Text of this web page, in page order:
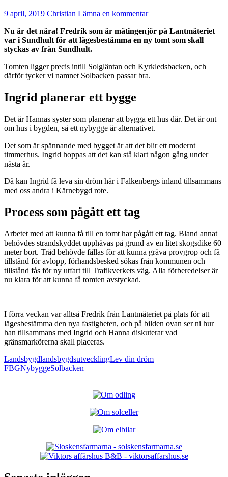
9 april, 2019 Christian Lämna en kommentar
Nu är det nära! Fredrik som är mätingenjör på Lantmäteriet
var i Sundhult för att lägesbestämma en ny tomt som skall
styckas av från Sundhult.
Tomten ligger precis intill Solgläntan och Kyrkledsbacken, och
därför tycker vi namnet Solbacken passar bra.
Ingrid planerar ett bygge
Det är Hannas syster som planerar att bygga ett hus där. Det är ont
om hus i bygden, så ett nybygge är alternativet.
Det som är spännande med bygget är att det blir ett modernt
timmerhus. Ingrid hoppas att det kan stå klart någon gång under
nästa år.
Då kan Ingrid få leva sin dröm här i Falkenbergs inland tillsammans
med oss andra i Kärnebygd rote.
Process som pågått ett tag
Arbetet med att kunna få till en tomt har pågått ett tag. Bland annat
behövdes strandskyddet upphävas på grund av en litet skogsdike 60
meter bort. Träd behövde fällas för att kunna gräva provgrop och få
tillstånd för avlopp, förhandsbesked sökas från kommunen och
tillstånd fås för ny utfart till Trafikverkets väg. Alla förberedelser är
nu klara för att kunna få tomten avstyckad.
I förra veckan var alltså Fredrik från Lantmäteriet på plats för att
lägesbestämma den nya fastigheten, och på bilden ovan ser ni hur
han tillsammans med Ingrid och Hanna diskuterar vad
gränsmarkörerna skall placeras.
LandsbygdlandsbygdsutvecklingLev din dröm
FBGNybyggeSolbacken